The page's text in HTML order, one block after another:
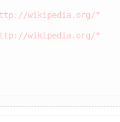
wikipedia.org/"
wikipedia.org/"